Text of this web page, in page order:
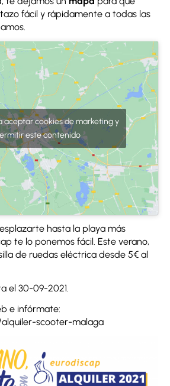
fácil y rápidamente a todas las
aceptar cookies de marketing y
este contenido
hasta la playa más
te lo ponemos fácil. Este verano,
de ruedas eléctrica desde 5€ al
el 30-09-2021.
e infórmate:
scooter-malaga